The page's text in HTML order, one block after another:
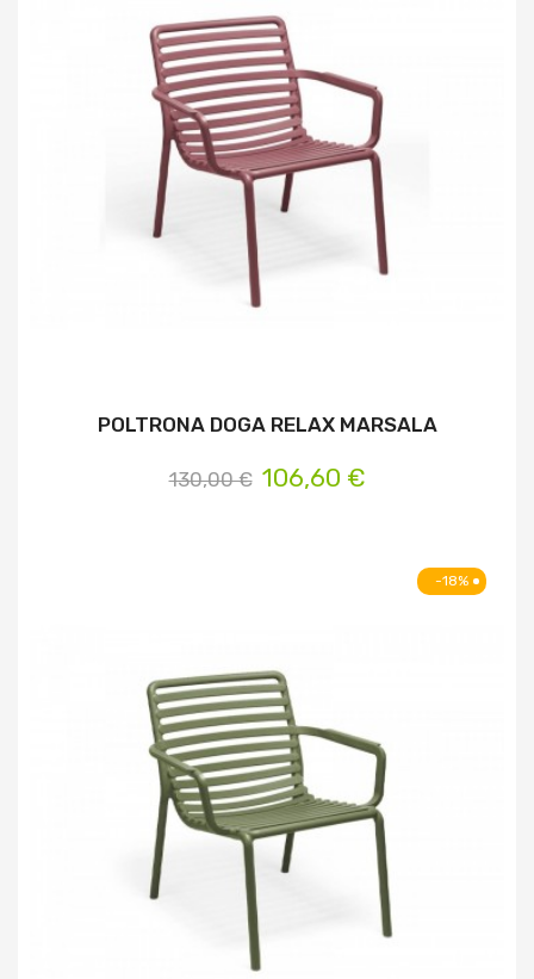
POLTRONA DOGA RELAX MARSALA
130,00 € 106,60 €
-18%